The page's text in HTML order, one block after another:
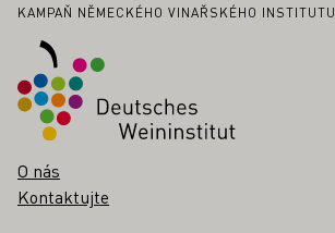
Zápatí
KAMPAŇ NĚMECKÉHO VINAŘSKÉHO INSTITUTU
O nás
Kontaktujte